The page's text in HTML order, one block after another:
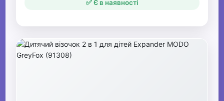
✅ Є в наявності